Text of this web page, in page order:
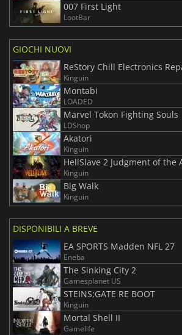
007 First Light
LootBar
GIOCHI NUOVI
ReStory Chill Electronics
Kinguin
Montabi
LOADED
Marvel Tokon Fighting Souls
LDShop
Akatori
Kinguin
HellSlave 2 Judgment of the
Kinguin
Big Walk
Kinguin
DISPONIBILI A BREVE
EA SPORTS Madden NFL 27
Eneba
The Sinking City 2
Gamesplanet US
STEINS;GATE RE BOOT
Kinguin
Mortal Shell II
Gamelife